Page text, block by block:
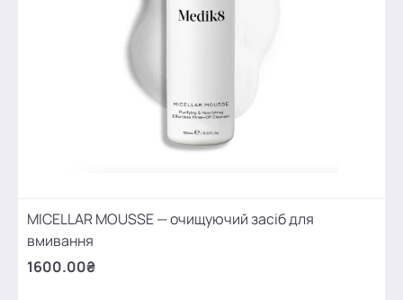
MICELLAR MOUSSE — очищуючий засіб для
вмивання
1600.00₴